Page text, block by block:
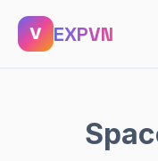
V EXPVN